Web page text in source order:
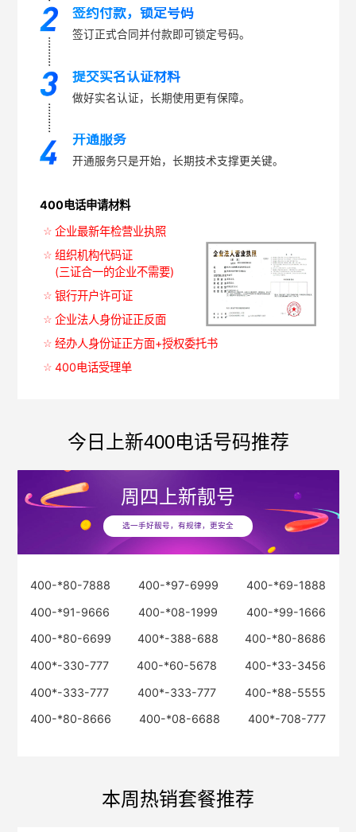
签约付款，锁定号码
签订正式合同并付款即可锁定号码。
提交实名认证材料
做好实名认证，长期使用更有保障。
开通服务
开通服务只是开始，长期技术支撑更关键。
400电话申请材料
企业最新年检营业执照
组织机构代码证
(三证合一的企业不需要)
银行开户许可证
企业法人身份证正反面
经办人身份证正方面+授权委托书
400电话受理单
今日上新400电话号码推荐
周四上新靓号
选一手好靓号，有规律，更安全
400-*80-7888 400-*97-6999
400-*69-1888
400-*91-9666
400-*08-1999
400-*99-1666
400-*80-6699
400*-388-688
400-*80-8686
400*-330-777
400-*60-5678
400-*33-3456
400*-333-777
400*-333-777
400-*88-5555
400-*80-8666
400-*08-6688 400*-708-777
本周热销套餐推荐